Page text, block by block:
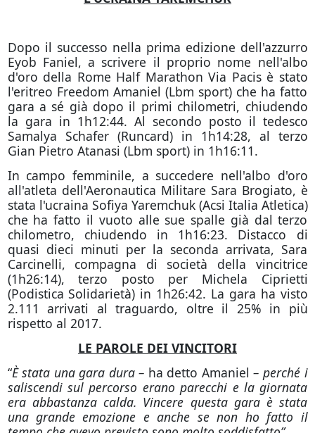
Dopo il successo nella prima edizione dell'azzurro
Eyob Faniel, a scrivere il proprio nome nell'albo
d'oro della Rome Half Marathon Via Pacis è stato
l'eritreo Freedom Amaniel (Lbm sport) che ha fatto
gara a sé già dopo il primi chilometri, chiudendo
la gara in 1h12:44. Al secondo posto il tedesco
Samalya Schafer (Runcard) in 1h14:28, al terzo
Gian Pietro Atanasi (Lbm sport) in 1h16:11.
In campo femminile, a succedere nell'albo d'oro
all'atleta dell'Aeronautica Militare Sara Brogiato, è
stata l'ucraina Sofiya Yaremchuk (Acsi Italia Atletica)
che ha fatto il vuoto alle sue spalle già dal terzo
chilometro, chiudendo in 1h16:23. Distacco di
quasi dieci minuti per la seconda arrivata, Sara
Carcinelli, compagna di società della vincitrice
(1h26:14), terzo posto per Michela Ciprietti
(Podistica Solidarietà) in 1h26:42. La gara ha visto
2.111 arrivati al traguardo, oltre il 25% in più
rispetto al 2017.
LE PAROLE DEI VINCITORI
“È stata una gara dura – ha detto Amaniel– perché i
saliscendi sul percorso erano parecchi e la giornata
era abbastanza calda. Vincere questa gara è stata
una grande emozione e anche se non ho fatto il